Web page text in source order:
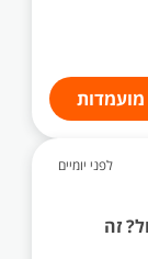
לפני יומיים
זה